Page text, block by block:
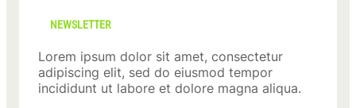
NEWSLETTER
Lorem ipsum dolor sit amet, consectetur
adipiscing elit, sed do eiusmod tempor
incididunt ut labore et dolore magna aliqua.